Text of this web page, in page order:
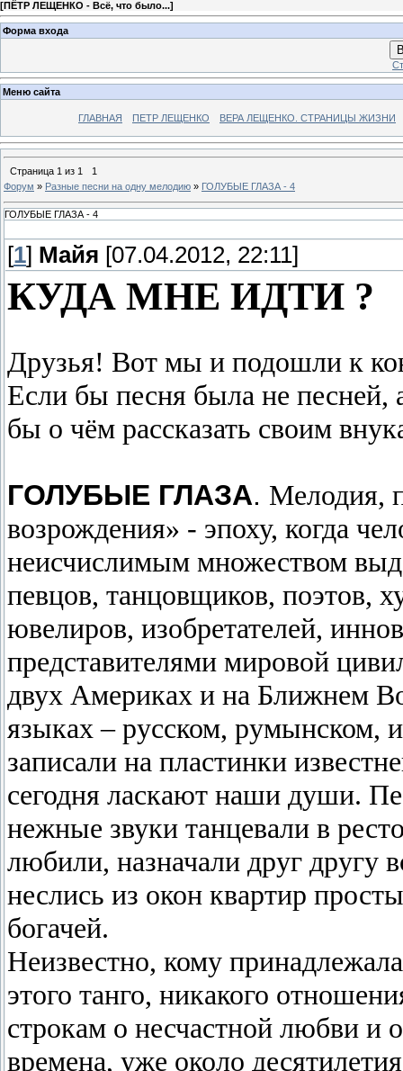
[ПЁТР ЛЕЩЕНКО - Всё, что было...]
Форма входа
Меню сайта
ГЛАВНАЯ ПЕТР ЛЕЩЕНКО ВЕРА ЛЕЩЕНКО. СТРАНИЦЫ ЖИЗНИ
Страница 1 из 1
1
Форум » Разные песни на одну мелодию » ГОЛУБЫЕ ГЛАЗА - 4
ГОЛУБЫЕ ГЛАЗА - 4
[1] Майя [07.04.2012, 22:11]
КУДА МНЕ ИДТИ ?
Друзья! Вот мы и подoшли к
Если бы песня была не песней,
бы о чём рассказать своим
ГОЛУБЫЕ ГЛАЗА. Мелодия,
возрождения» - эпоху, когда
неисчислимым множеством
певцов, танцовщиков, поэтов,
ювелиров, изобретателей,
представителями мировой
двух Америках и на Ближнем
языках – русском, румынском,
записали на пластинки
сегодня ласкают наши души.
нежные звуки танцевали в
любили, назначали друг другу
неслись из окон квартир
богачей.
Неизвестно, кому
этого танго, никакого
строкам о несчастной любви и
времена, уже около